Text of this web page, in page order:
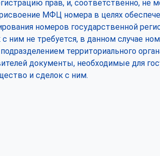
прав, и, соответственно, не
МФЦ номера в целях
номеров государственной
ним не требуется, в данном случае
территориального
документы, необходимые для
и сделок с ним.